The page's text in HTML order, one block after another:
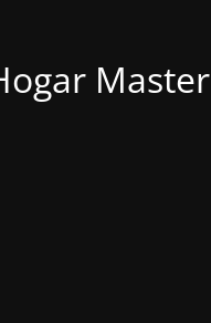
Master